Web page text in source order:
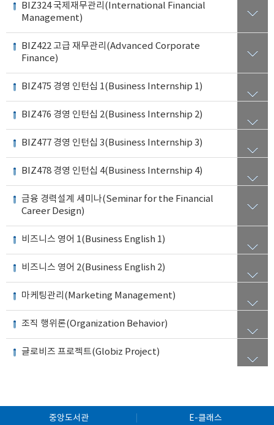
BIZ324 국제재무관리(International Financial
Management)
BIZ422 고급 재무관리(Advanced Corporate
Finance)
BIZ475 경영 인턴십 1(Business Internship 1)
BIZ476 경영 인턴십 2(Business Internship 2)
BIZ477 경영 인턴십 3(Business Internship 3)
BIZ478 경영 인턴십 4(Business Internship 4)
금융 경력설계 세미나(Seminar for the Financial
Career Design)
비즈니스 영어 1(Business English 1)
비즈니스 영어 2(Business English 2)
마케팅관리(Marketing Management)
조직 행위론(Organization Behavior)
글로비즈 프로젝트(Globiz Project)
중앙도서관 E-클래스